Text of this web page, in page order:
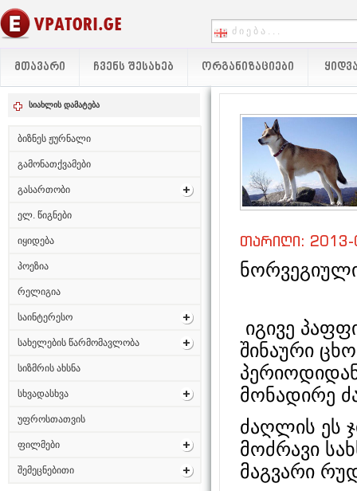
ᲛᲗᲐᲕᲐᲠᲘ ᲩᲕᲔᲜᲡ ᲨᲔᲡᲐᲮᲔᲑ ᲝᲠᲒᲐᲜᲘᲖᲐᲪᲘᲔᲑᲘ
სიახლის დამატება
ბიზნეს ჟურნალი
გამონათქვამები
გასართობი
ელ. წიგნები
იყიდება
პოეზია
რელიგია
საინტერესო
სახელების წარმომავლობა
სიზმრის ახსნა
სხვადასხვა
უფროსთათვის
ფილმები
შემეცნებითი
თარიღი:
იგივე
შინაური
მონადირე
ძაღლის ეს
მოძრავი
მაგვარი